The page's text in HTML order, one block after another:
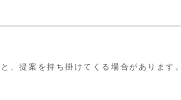
、提案を持ち掛けてくる場合があります。